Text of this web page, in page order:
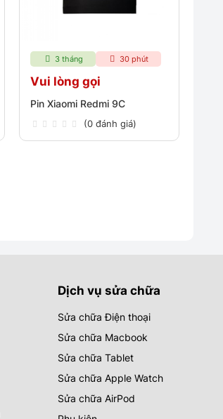
3 tháng 30 phút
Vui lòng gọi
Pin Xiaomi Redmi 9C
(0 đánh giá)
Dịch vụ sửa chữa
Sửa chữa Điện thoại
Sửa chữa Macbook
Sửa chữa Tablet
Sửa chữa Apple Watch
Sửa chữa AirPod